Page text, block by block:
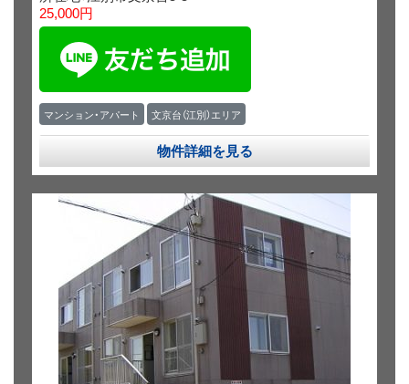
25,000円
マンション・アパート 文京台（江別）エリア
物件詳細を見る